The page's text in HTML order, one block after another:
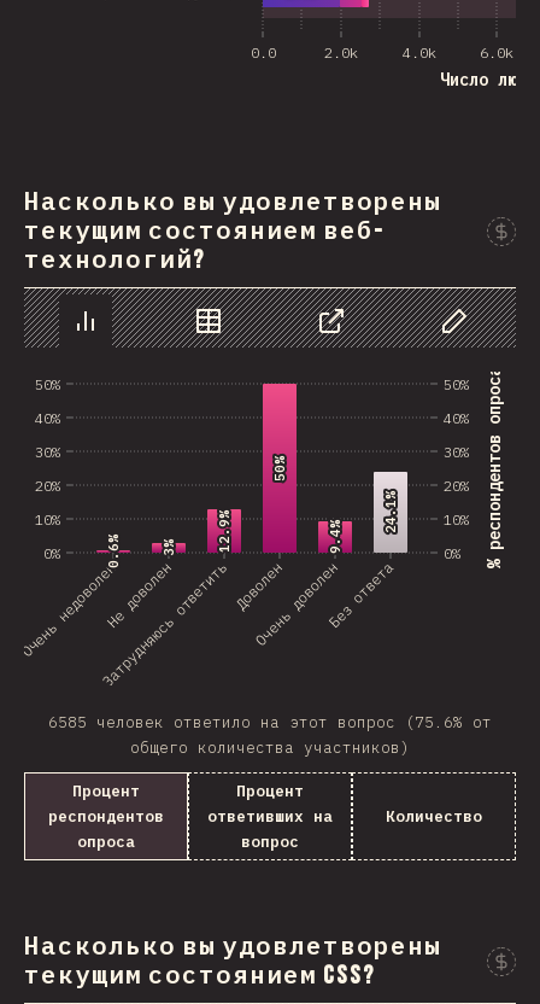
0.0 2.0k 4.0k 6.0k
Число
Насколько вы удовлетворены
текущим состоянием веб-
технологий?
График Данные Поделиться Изменить
0%
10%
20%
30%
40%
50% % респондентов опроса
Очень недоволенНе доволен
Затрудняюсь ответить Доволен
Очень доволенБез ответа
0%
10%
20%
30%
40%
50%
0.6%
0.6% 3%
3% 12.9%
12.9%
50%
50%
9.4%
9.4%
24.1%
24.1%
6585 человек ответило на этот вопрос (75.6% от
общего количества участников)
Процент
респондентов
опроса
Процент
ответивших на
вопрос
Количество
Насколько вы удовлетворены
текущим состоянием CSS?